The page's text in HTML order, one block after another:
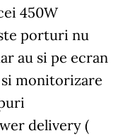
450W
porturi nu
au si pe ecran
monitorizare
delivery (